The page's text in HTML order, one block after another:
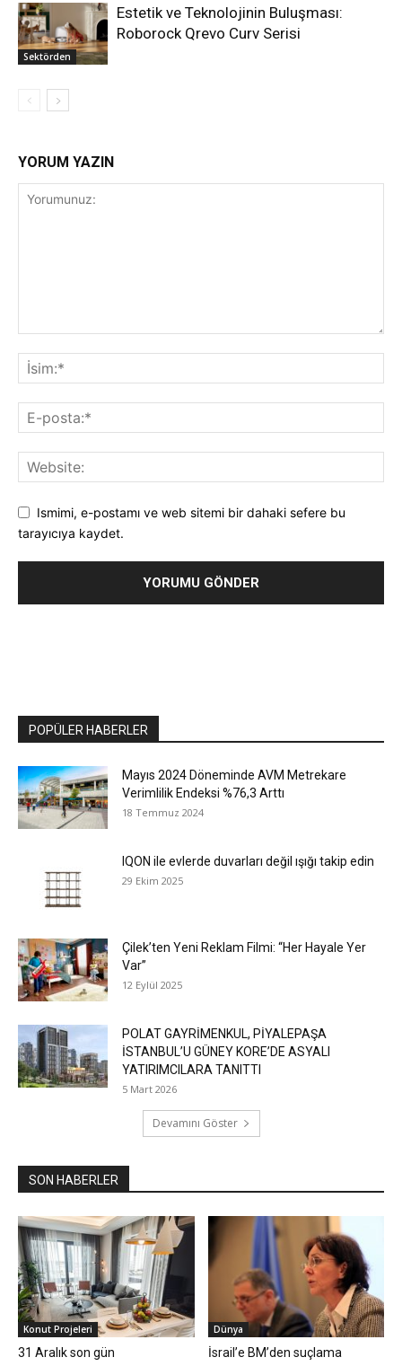
Sektörden
Estetik ve Teknolojinin Buluşması:
Roborock Qrevo Curv Serisi
YORUM YAZIN
Ismimi, e-postamı ve web sitemi bir dahaki sefere bu
tarayıcıya kaydet.
POPÜLER HABERLER
Mayıs 2024 Döneminde AVM Metrekare
Verimlilik Endeksi %76,3 Arttı
18 Temmuz 2024
IQON ile evlerde duvarları değil ışığı takip edin
29 Ekim 2025
Çilek’ten Yeni Reklam Filmi: “Her Hayale Yer
Var”
12 Eylül 2025
POLAT GAYRİMENKUL, PİYALEPAŞA
İSTANBUL’U GÜNEY KORE’DE ASYALI
YATIRIMCILARA TANITTI
5 Mart 2026
Devamını Göster
SON HABERLER
Konut Projeleri
31 Aralık son gün
Dünya
İsrail’e BM’den suçlama